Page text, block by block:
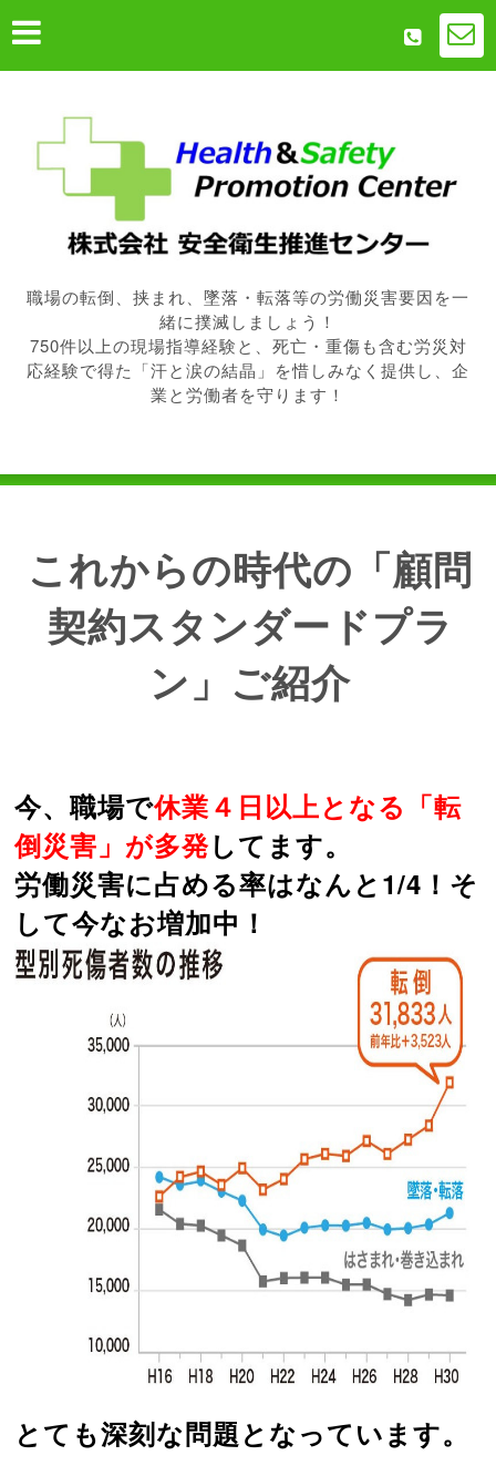
職場の転倒、挟まれ、墜落・転落等の労働災害要因を一
緒に撲滅しましょう！
750件以上の現場指導経験と、死亡・重傷も含む労災対
応経験で得た「汗と涙の結晶」を惜しみなく提供し、企
業と労働者を守ります！
これからの時代の「顧問
契約スタンダードプラ
ン」ご紹介
今、職場で休業４日以上となる「転
倒災害」が多発してます。
労働災害に占める率はなんと1/4！そ
して今なお増加中！
とても深刻な問題となっています。